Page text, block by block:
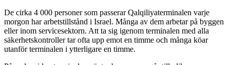
De cirka 4 000 personer som passerar Qalqiliyaterminalen varje
morgon har arbetstillstånd i Israel. Många av dem arbetar på byggen
eller inom servicesektorn. Att ta sig igenom terminalen med alla
säkerhetskontroller tar ofta upp emot en timme och många köar
utanför terminalen i ytterligare en timme.